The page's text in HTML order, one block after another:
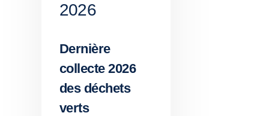
2026
Dernière
collecte 2026
des déchets
verts